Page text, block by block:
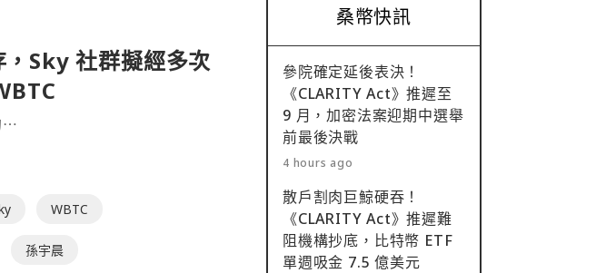
Sky 社群擬經多次
⋯
WBTC
孫宇晨
桑幣快訊
參院確定延後表決！
《CLARITY Act》推遲至
9 月，加密法案迎期中選舉
前最後決戰
4 hours ago
散戶割肉巨鯨硬吞！
《CLARITY Act》推遲難
阻機構抄底，比特幣 ETF
單週吸金 7.5 億美元